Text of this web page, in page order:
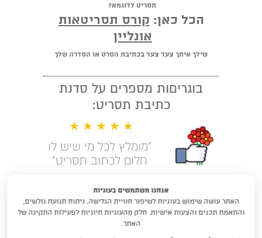
תסריט לדוגמא?
הכל כאן: קורס תסריטאות
אונליין
שילך איתך צעד צעד בכתיבת הסרט או הסדרה שלך
בוגריםות מספרים על סדנת
כתיבת תסריט:
★ ★ ★ ★ ★
"מומלץ לכל מי שיש לו
חלום לכתוב תסריט"
לימודי תסריטאות וסטוריטלינג עם
דניאלה דורון
אנחנו משתמשים בעוגיות
האתר עושה שימוש בעוגיות לשיפור חוויית הגלישה, ניתוח תנועת גולשים,
והתאמת תכנים והצעות אישיות. חלק מהעוגיות חיוניות לפעילות התקינה של
האתר.